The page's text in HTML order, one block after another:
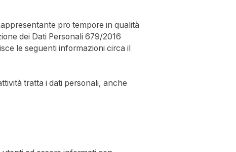
pro tempore in qualità
dei Dati Personali 679/2016
le seguenti informazioni circa il
tratta i dati personali, anche